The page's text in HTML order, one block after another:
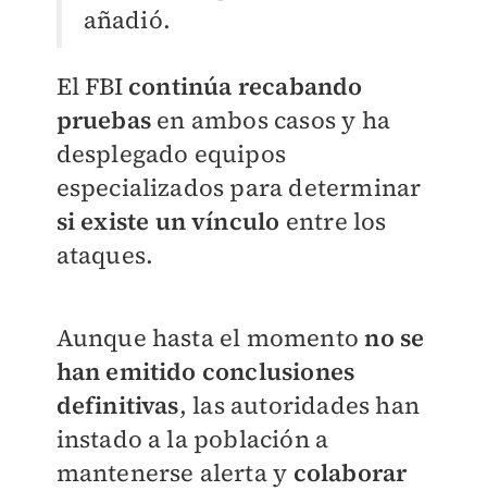
añadió.
El FBI continúa recabando
pruebas en ambos casos y ha
desplegado equipos
especializados para determinar
si existe un vínculo entre los
ataques.
Aunque hasta el momentono se
han emitido conclusiones
definitivas, las autoridades han
instado a la población a
mantenerse alerta y colaborar